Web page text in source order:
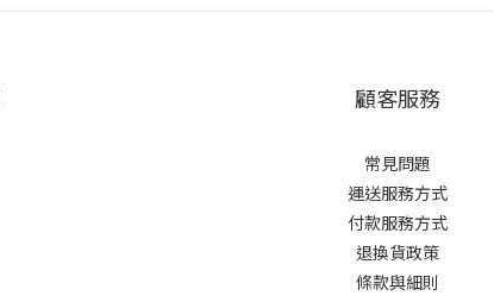
顧客服務
常見問題
運送服務方式
付款服務方式
退換貨政策
條款與細則